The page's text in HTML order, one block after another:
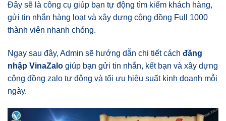
Đây sẽ là công cụ giúp bạn tự động tìm kiếm khách hàng,
gửi tin nhắn hàng loạt và xây dựng cộng đồng Full 1000
thành viên nhanh chóng.
Ngay sau đây, Admin sẽ hướng dẫn chi tiết cách đăng
nhập VinaZalo giúp bạn gửi tin nhắn, kết bạn và xây dựng
cộng đồng zalo tự động và tối ưu hiệu suất kinh doanh mỗi
ngày.